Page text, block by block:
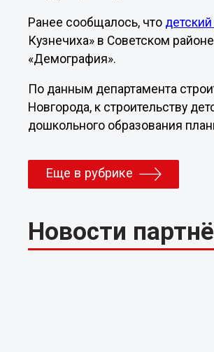
Ранее сообщалось, что
Кузнечиха» в Советском
«Демография».
По данным департамента
Новгорода, к строительству
дошкольного образования
Еще в рубрике
Новости